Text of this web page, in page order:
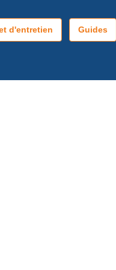
d'entretien Guides